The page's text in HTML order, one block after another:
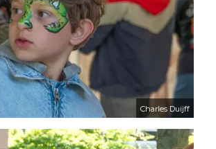
Charles Duijff